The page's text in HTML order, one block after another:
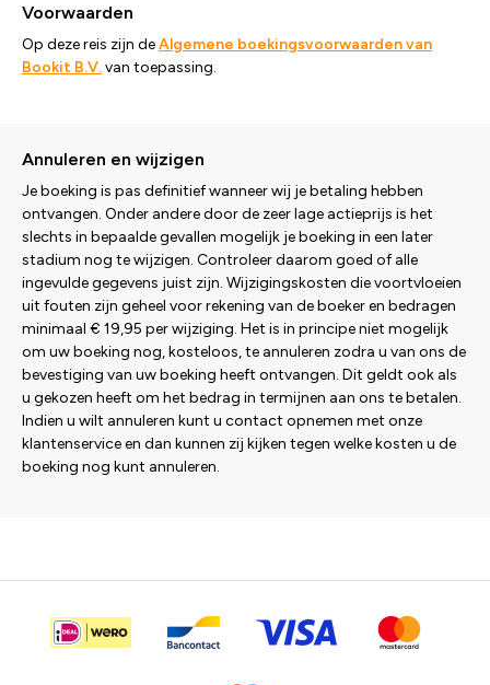
Voorwaarden
Op deze reis zijn deAlgemene boekingsvoorwaarden van
Bookit B.V.van toepassing.
Annuleren en wijzigen
Je boeking is pas definitief wanneer wij je betaling hebben
ontvangen. Onder andere door de zeer lage actieprijs is het
slechts in bepaalde gevallen mogelijk je boeking in een later
stadium nog te wijzigen. Controleer daarom goed of alle
ingevulde gegevens juist zijn. Wijzigingskosten die voortvloeien
uit fouten zijn geheel voor rekening van de boeker en bedragen
minimaal € 19,95 per wijziging. Het is in principe niet mogelijk
om uw boeking nog, kosteloos, te annuleren zodra u van ons de
bevestiging van uw boeking heeft ontvangen. Dit geldt ook als
u gekozen heeft om het bedrag in termijnen aan ons te betalen.
Indien u wilt annuleren kunt u contact opnemen met onze
klantenservice en dan kunnen zij kijken tegen welke kosten u de
boeking nog kunt annuleren.